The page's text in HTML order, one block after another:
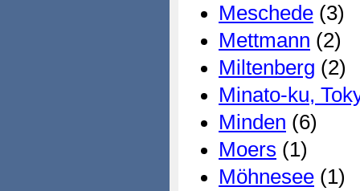
Meschede (3)
Mettmann (2)
Miltenberg (2)
Minato-ku,
Minden (6)
Moers (1)
Möhnesee (1)